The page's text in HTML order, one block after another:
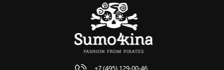
+7 (495) 129-00-46